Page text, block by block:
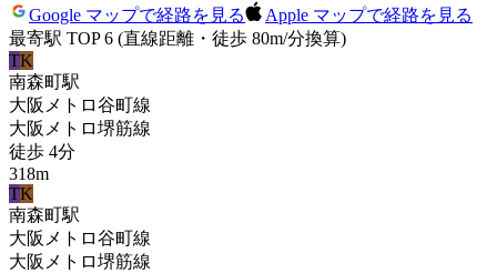
Google マップで経路を見る
Apple マップで経路を見る
最寄駅 TOP 6 (直線距離・徒歩 80m/分換算)
TK
南森町駅
大阪メトロ谷町線
大阪メトロ堺筋線
徒歩 4分
318m
TK
南森町駅
大阪メトロ谷町線
大阪メトロ堺筋線